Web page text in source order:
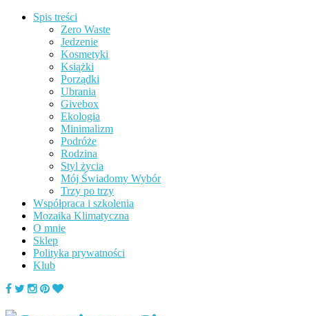
Spis treści
Zero Waste
Jedzenie
Kosmetyki
Książki
Porządki
Ubrania
Givebox
Ekologia
Minimalizm
Podróże
Rodzina
Styl życia
Mój Świadomy Wybór
Trzy po trzy
Współpraca i szkolenia
Mozaika Klimatyczna
O mnie
Sklep
Polityka prywatności
Klub